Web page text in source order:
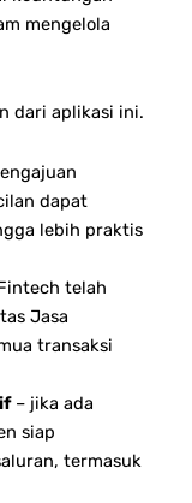
mengelola
dari aplikasi ini.
dapat
lebih praktis
telah
Jasa
transaksi
– jika ada
siap
termasuk